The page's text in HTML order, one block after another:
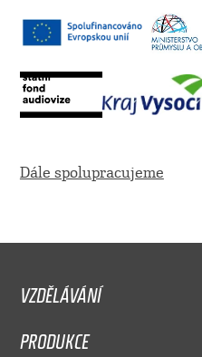
Dále spolupracujeme
VZDĚLÁVÁNÍ
PRODUKCE